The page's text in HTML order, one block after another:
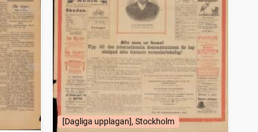
[Dagliga upplagan], Stockholm